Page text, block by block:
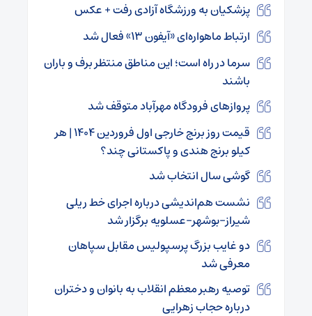
پزشکیان به ورزشگاه آزادی رفت + عکس
ارتباط ماهواره‌ای «آیفون ۱۳» فعال شد
سرما در راه است؛ این مناطق منتظر برف و باران
باشند
پروازهای فرودگاه مهرآباد متوقف شد
قیمت روز برنج خارجی اول فروردین ۱۴۰۴ | هر
کیلو برنج هندی و پاکستانی چند؟
گوشی سال انتخاب شد
نشست هم‌اندیشی درباره اجرای خط ریلی
شیراز-بوشهر-عسلویه برگزار شد
دو غایب بزرگ پرسپولیس مقابل سپاهان
معرفی شد
توصیه رهبر معظم انقلاب به بانوان و دختران
درباره حجاب زهرایی